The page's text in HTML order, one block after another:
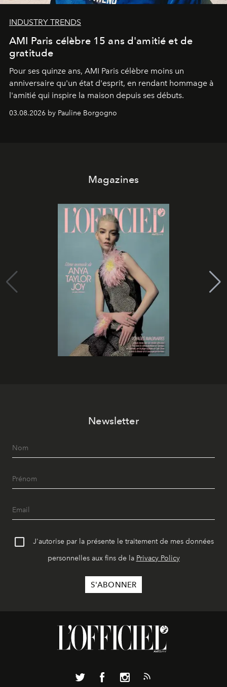
INDUSTRY TRENDS
AMI Paris célèbre 15 ans d'amitié et de
gratitude
Pour ses quinze ans, AMI Paris célèbre moins un
anniversaire qu'un état d'esprit, en rendant hommage à
l'amitié qui inspire la maison depuis ses débuts.
03.08.2026 by Pauline Borgogno
Magazines
Newsletter
J'autorise par la présente le traitement de mes données
personnelles aux fins de la Privacy Policy